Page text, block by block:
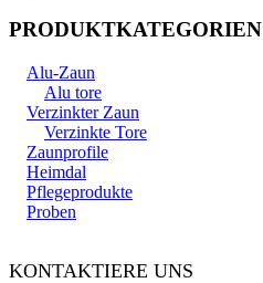
PRODUKTKATEGORIEN
Alu-Zaun
Alu tore
Verzinkter Zaun
Verzinkte Tore
Zaunprofile
Heimdal
Pflegeprodukte
Proben
KONTAKTIERE UNS